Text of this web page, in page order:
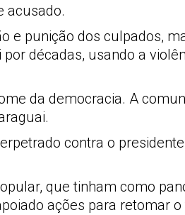
acusado.
e punição dos culpados,
décadas, usando a
da democracia. A
contra o
que tinham como
ações para retomar